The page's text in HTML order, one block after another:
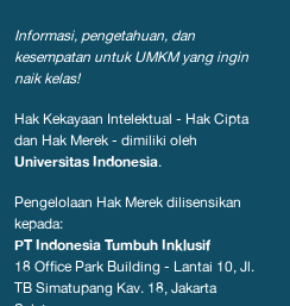
Informasi, pengetahuan, dan
kesempatan untuk UMKM yang ingin
naik kelas!
Hak Kekayaan Intelektual - Hak Cipta
dan Hak Merek - dimiliki oleh
Universitas Indonesia.
Pengelolaan Hak Merek dilisensikan
kepada:
PT Indonesia Tumbuh Inklusif
18 Office Park Building - Lantai 10, Jl.
TB Simatupang Kav. 18, Jakarta